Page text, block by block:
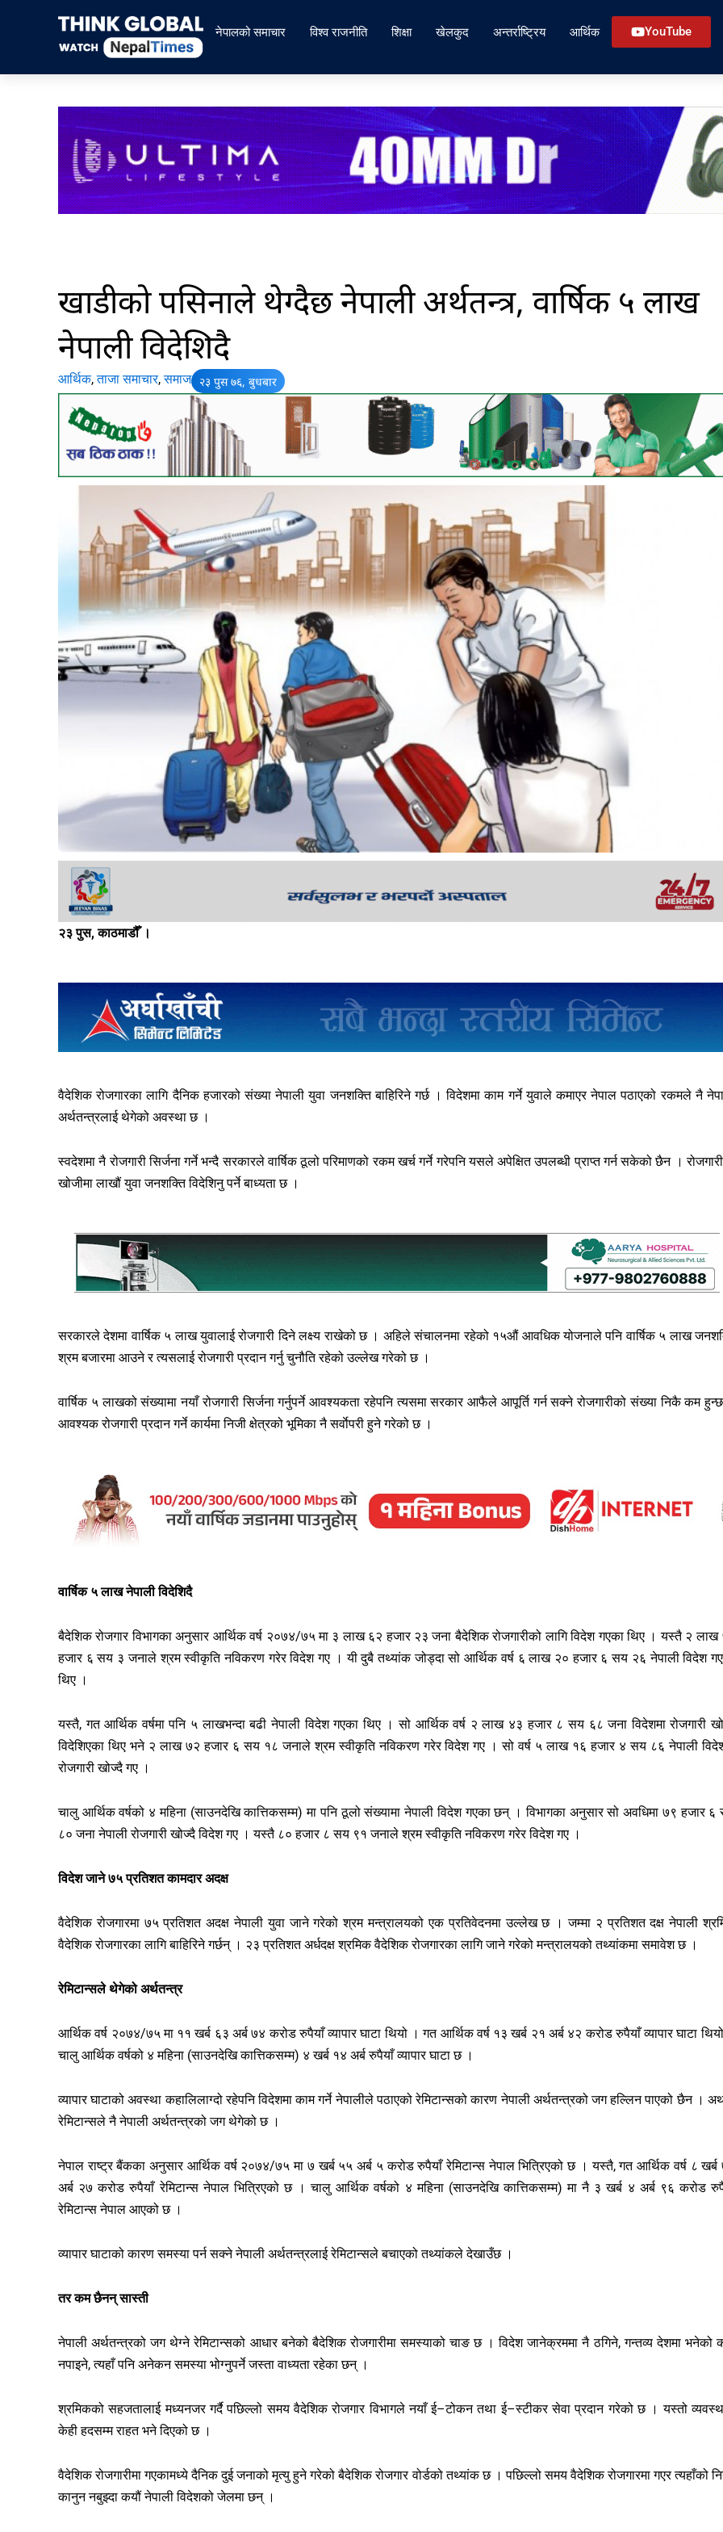
नेपालको समाचार विश्व राजनीति शिक्षा खेलकुद अन्तर्राष्ट्रिय आर्थिक YouTube
खाडीको पसिनाले थेग्दैछ नेपाली अर्थतन्त्र, वार्षिक ५ लाख
नेपाली विदेशिदै
आर्थिक,ताजा समाचार,समाज २३ पुस ७६, बुधबार
२३ पुस, काठमाडौँ ।
वैदेशिक रोजगारका लागि दैनिक हजारको संख्या नेपाली युवा जनशक्ति बाहिरिने गर्छ । विदेशमा काम गर्ने युवाले कमाएर नेपाल पठाएको रकमले नै
अर्थतन्त्रलाई थेगेको अवस्था छ ।
स्वदेशमा नै रोजगारी सिर्जना गर्ने भन्दै सरकारले वार्षिक ठूलो परिमाणको रकम खर्च गर्ने गरेपनि यसले अपेक्षित उपलब्धी प्राप्त गर्न सकेको छैन ।
खोजीमा लाखौं युवा जनशक्ति विदेशिनु पर्ने बाध्यता छ ।
सरकारले देशमा वार्षिक ५ लाख युवालाई रोजगारी दिने लक्ष्य राखेको छ । अहिले संचालनमा रहेको १५औं आवधिक योजनाले पनि वार्षिक ५ लाख
श्रम बजारमा आउने र त्यसलाई रोजगारी प्रदान गर्नु चुनौति रहेको उल्लेख गरेको छ ।
वार्षिक ५ लाखको संख्यामा नयाँ रोजगारी सिर्जना गर्नुपर्ने आवश्यकता रहेपनि त्यसमा सरकार आफैले आपूर्ति गर्न सक्ने रोजगारीको संख्या निकै कम
आवश्यक रोजगारी प्रदान गर्ने कार्यमा निजी क्षेत्रको भूमिका नै सर्वाेपरी हुने गरेको छ ।
वार्षिक ५ लाख नेपाली विदेशिदै
बैदेशिक रोजगार विभागका अनुसार आर्थिक वर्ष २०७४/७५ मा ३ लाख ६२ हजार २३ जना बैदेशिक रोजगारीको लागि विदेश गएका थिए । यस्तै २ लाख
हजार ६ सय ३ जनाले श्रम स्वीकृति नविकरण गरेर विदेश गए । यी दुबै तथ्यांक जोड्दा सो आर्थिक वर्ष ६ लाख २० हजार ६ सय २६ नेपाली विदेश
थिए ।
यस्तै, गत आर्थिक वर्षमा पनि ५ लाखभन्दा बढी नेपाली विदेश गएका थिए । सो आर्थिक वर्ष २ लाख ४३ हजार ८ सय ६८ जना विदेशमा रोजगारी
विदेशिएका थिए भने २ लाख ७२ हजार ६ सय १८ जनाले श्रम स्वीकृति नविकरण गरेर विदेश गए । सो वर्ष ५ लाख १६ हजार ४ सय ८६ नेपाली
रोजगारी खोज्दै गए ।
चालु आर्थिक वर्षको ४ महिना (साउनदेखि कात्तिकसम्म) मा पनि ठूलो संख्यामा नेपाली विदेश गएका छन् । विभागका अनुसार सो अवधिमा ७९ हजार ६
८० जना नेपाली रोजगारी खोज्दै विदेश गए । यस्तै ८० हजार ८ सय ९१ जनाले श्रम स्वीकृति नविकरण गरेर विदेश गए ।
विदेश जाने ७५ प्रतिशत कामदार अदक्ष
वैदेशिक रोजगारमा ७५ प्रतिशत अदक्ष नेपाली युवा जाने गरेको श्रम मन्त्रालयको एक प्रतिवेदनमा उल्लेख छ । जम्मा २ प्रतिशत दक्ष नेपाली
वैदेशिक रोजगारका लागि बाहिरिने गर्छन् । २३ प्रतिशत अर्धदक्ष श्रमिक वैदेशिक रोजगारका लागि जाने गरेको मन्त्रालयको तथ्यांकमा समावेश छ ।
रेमिटान्सले थेगेको अर्थतन्त्र
आर्थिक वर्ष २०७४/७५ मा ११ खर्ब ६३ अर्ब ७४ करोड रुपैयाँ व्यापार घाटा थियो । गत आर्थिक वर्ष १३ खर्ब २१ अर्ब ४२ करोड रुपैयाँ व्यापार घाटा
चालु आर्थिक वर्षको ४ महिना (साउनदेखि कात्तिकसम्म) ४ खर्ब १४ अर्ब रुपैयाँ व्यापार घाटा छ ।
व्यापार घाटाको अवस्था कहालिलाग्दो रहेपनि विदेशमा काम गर्ने नेपालीले पठाएको रेमिटान्सको कारण नेपाली अर्थतन्त्रको जग हल्लिन पाएको छैन ।
रेमिटान्सले नै नेपाली अर्थतन्त्रको जग थेगेको छ ।
नेपाल राष्ट्र बैंकका अनुसार आर्थिक वर्ष २०७४/७५ मा ७ खर्ब ५५ अर्ब ५ करोड रुपैयाँ रेमिटान्स नेपाल भित्रिएको छ । यस्तै, गत आर्थिक वर्ष ८ खर्ब
अर्ब २७ करोड रुपैयाँ रेमिटान्स नेपाल भित्रिएको छ । चालु आर्थिक वर्षको ४ महिना (साउनदेखि कात्तिकसम्म) मा नै ३ खर्ब ४ अर्ब ९६ करोड
रेमिटान्स नेपाल आएको छ ।
व्यापार घाटाको कारण समस्या पर्न सक्ने नेपाली अर्थतन्त्रलाई रेमिटान्सले बचाएको तथ्यांकले देखाउँछ ।
तर कम छैनन् सास्ती
नेपाली अर्थतन्त्रको जग थेग्ने रेमिटान्सको आधार बनेको बैदेशिक रोजगारीमा समस्याको चाङ छ । विदेश जानेक्रममा नै ठगिने, गन्तव्य देशमा भनेको
नपाइने, त्यहाँ पनि अनेकन समस्या भोग्नुपर्ने जस्ता वाध्यता रहेका छन् ।
श्रमिकको सहजतालाई मध्यनजर गर्दै पछिल्लो समय वैदेशिक रोजगार विभागले नयाँ ई–टोकन तथा ई–स्टीकर सेवा प्रदान गरेको छ । यस्तो
केही हदसम्म राहत भने दिएको छ ।
वैदेशिक रोजगारीमा गएकामध्ये दैनिक दुई जनाको मृत्यु हुने गरेको बैदेशिक रोजगार वोर्डको तथ्यांक छ । पछिल्लो समय वैदेशिक रोजगारमा गएर त्यहाँको
कानुन नबुझ्दा कयौं नेपाली विदेशको जेलमा छन् ।